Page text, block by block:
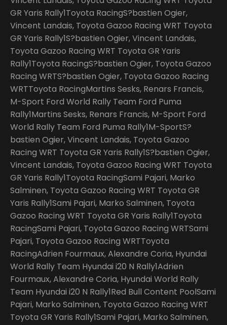
GR Yaris Rally1Toyota RacingS?bastien Ogier,
Vincent Landais, Toyota Gazoo Racing WRT Toyota
GR Yaris Rally1S?bastien Ogier, Vincent Landais,
Toyota Gazoo Racing WRT Toyota GR Yaris
Rally1Toyota RacingS?bastien Ogier, Toyota Gazoo
Racing WRTS?bastien Ogier, Toyota Gazoo Racing
WRTToyota RacingMartins Sesks, Renars Francis,
M-Sport Ford World Rally Team Ford Puma
Rally1Martins Sesks, Renars Francis, M-Sport Ford
World Rally Team Ford Puma Rally1M-SportS?
bastien Ogier, Vincent Landais, Toyota Gazoo
Racing WRT Toyota GR Yaris Rally1S?bastien Ogier,
Vincent Landais, Toyota Gazoo Racing WRT Toyota
GR Yaris Rally1Toyota RacingSami Pajari, Marko
Salminen, Toyota Gazoo Racing WRT Toyota GR
Yaris Rally1Sami Pajari, Marko Salminen, Toyota
Gazoo Racing WRT Toyota GR Yaris Rally1Toyota
RacingSami Pajari, Toyota Gazoo Racing WRTSami
Pajari, Toyota Gazoo Racing WRTToyota
RacingAdrien Fourmaux, Alexandre Coria, Hyundai
World Rally Team Hyundai i20 N Rally1Adrien
Fourmaux, Alexandre Coria, Hyundai World Rally
Team Hyundai i20 N Rally1Red Bull Content PoolSami
Pajari, Marko Salminen, Toyota Gazoo Racing WRT
Toyota GR Yaris Rally1Sami Pajari, Marko Salminen,